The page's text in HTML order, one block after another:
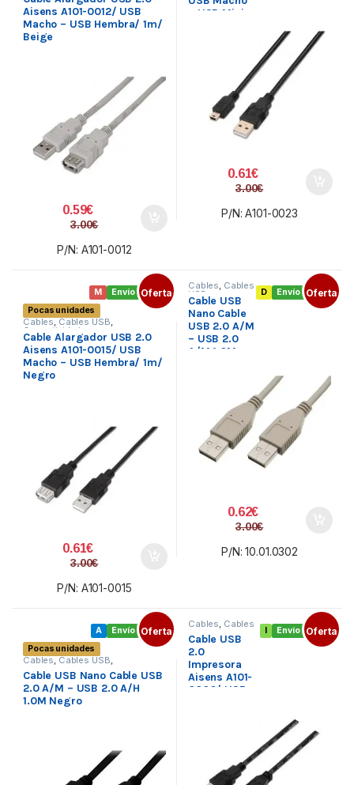
Aisens A101-0012/ USB
Macho – USB Hembra/ 1m/
Beige
0.59€
3.00€
P/N: A101-0012
– USB Mini
0.61€
3.00€
P/N: A101-0023
Envío gratis
M Oferta
Pocas unidades
Cables, Cables USB,
Conectividad
Cable Alargador USB 2.0
Aisens A101-0015/ USB
Macho – USB Hembra/ 1m/
Negro
0.61€
3.00€
P/N: A101-0015
Envío gratis
D Oferta
Cables, Cables
USB ,
Conectividad
Cable USB
Nano Cable
USB 2.0 A/M
– USB 2.0
A/M 1.0M
0.62€
3.00€
P/N: 10.01.0302
Envío gratis
A Oferta
Pocas unidades
Cables, Cables USB,
Conectividad
Cable USB Nano Cable USB
2.0 A/M – USB 2.0 A/H
1.0M Negro
Envío gratis
Oferta
Cables, Cables
USB ,
Conectividad
Cable USB
2.0
Impresora
Aisens A101-
0006/ USB